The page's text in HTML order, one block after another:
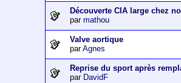
Découverte CIA large chez
parmathou
Valve aortique
parAgnes
Reprise du sport après
par DavidF